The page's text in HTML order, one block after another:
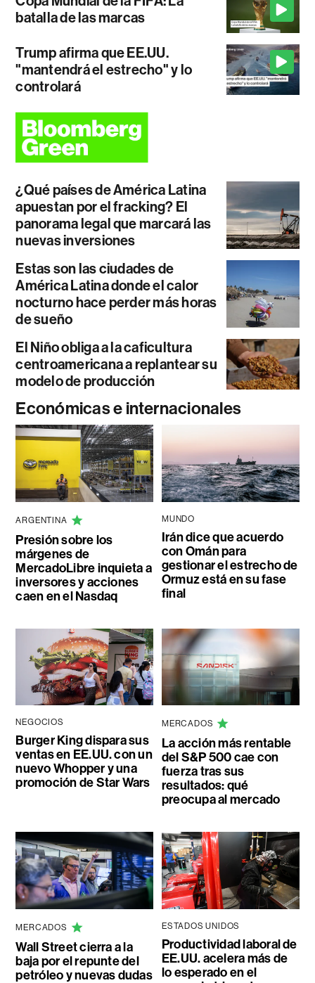
batalla de las marcas
Trump afirma que EE.UU.
"mantendrá el estrecho" y lo
controlará
¿Qué países de América Latina
apuestan por el fracking? El
panorama legal que marcará las
nuevas inversiones
Estas son las ciudades de
América Latina donde el calor
nocturno hace perder más horas
de sueño
El Niño obliga a la caficultura
centroamericana a replantear su
modelo de producción
Económicas e internacionales
ARGENTINA
Presión sobre los
márgenes de
MercadoLibre inquieta a
inversores y acciones
caen en el Nasdaq
MUNDO
Irán dice que acuerdo
con Omán para
gestionar el estrecho de
Ormuz está en su fase
final
NEGOCIOS
Burger King dispara sus
ventas en EE.UU. con un
nuevo Whopper y una
promoción de Star Wars
MERCADOS
La acción más rentable
del S&P 500 cae con
fuerza tras sus
resultados: qué
preocupa al mercado
MERCADOS
Wall Street cierra a la
baja por el repunte del
petróleo y nuevas dudas
ESTADOS UNIDOS
Productividad laboral de
EE.UU. acelera más de
lo esperado en el